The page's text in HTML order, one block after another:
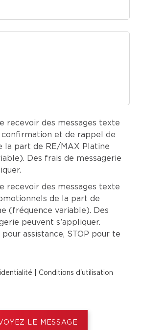
recevoir des messages texte
et de rappel de
la part de RE/MAX Platine
Des frais de messagerie
recevoir des messages texte
de la part de
(fréquence variable). Des
peuvent s’appliquer.
pour assistance, STOP pour te
Conditions d'utilisation
LE MESSAGE